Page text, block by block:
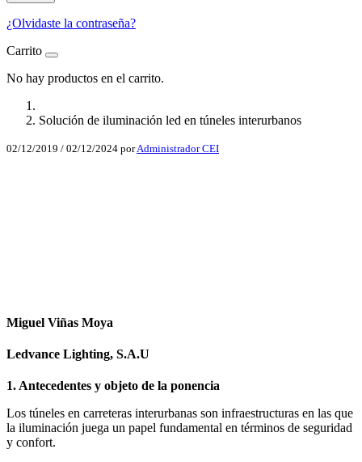
¿Olvidaste la contraseña?
Carrito
No hay productos en el carrito.
Solución de iluminación led en túneles interurbanos
02/12/2019 / 02/12/2024 porAdministrador CEI
Miguel Viñas Moya
Ledvance Lighting, S.A.U
1. Antecedentes y objeto de la ponencia
Los túneles en carreteras interurbanas son infraestructuras en las que
la iluminación juega un papel fundamental en términos de seguridad
y confort.